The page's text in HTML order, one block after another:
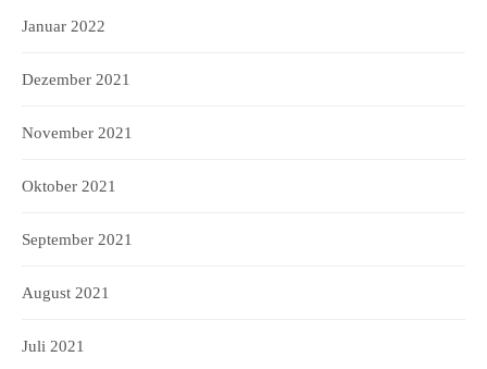
Januar 2022
Dezember 2021
November 2021
Oktober 2021
September 2021
August 2021
Juli 2021